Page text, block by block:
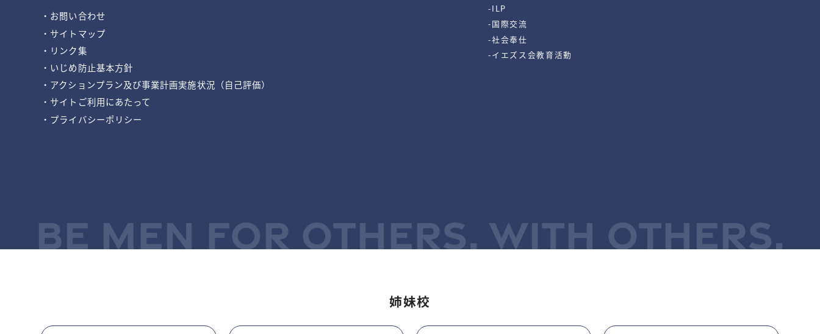
・お問い合わせ
・サイトマップ
・リンク集
・いじめ防止基本方針
・アクションプラン及び事業計画実施状況（自己評価）
・サイトご利用にあたって
・プライバシーポリシー
-ILP
-国際交流
-社会奉仕
-イエズス会教育活動
BE MEN FOR OTHERS, WITH OTHERS.
姉妹校